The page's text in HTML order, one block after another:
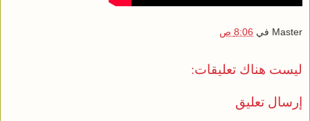
Master في 8:06 ص
ليست هناك تعليقات:
إرسال تعليق